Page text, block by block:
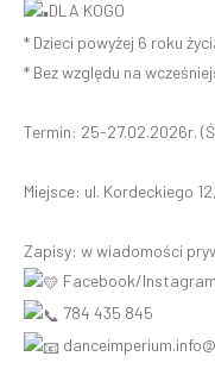
DLA KOGO
* Dzieci powyżej 6 roku
* Bez względu na
Termin: 25-27.02.2026r.
Miejsce: ul. Kordeckiego
Zapisy: w wiadomości
Facebook/Instagram
784 435 845